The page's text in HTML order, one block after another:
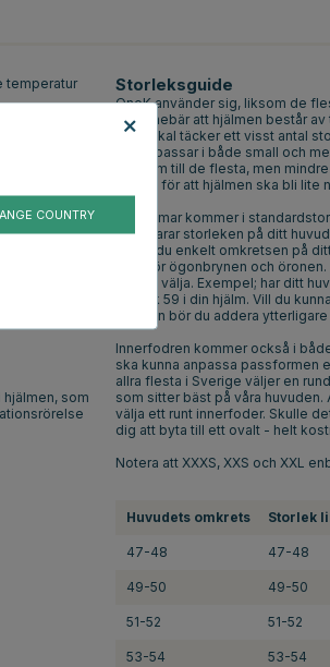
temperatur
flera
Mips-
som
som
Storleksguide
OneK använder sig, liksom de
Det innebär att hjälmen består
Varje skal täcker ett visst antal
51-54 passar i både small och
medium till de flesta, men
istället för att hjälmen ska bli
Ridhjälmar kommer i
motsvarar storleken på ditt
mäter du enkelt omkretsen på
ovanför ögonbrynen och
du ska välja. Exempel; har ditt
storlek 59 i din hjälm. Vill du
hjälmen bör du addera
Innerfodren kommer också i
ska kunna anpassa passformen
allra flesta i Sverige väljer en
som sitter bäst på våra
välja ett runt innerfoder. Skulle
dig att byta till ett ovalt - helt
Notera att XXXS, XXS och XXL
Huvudets omkrets Storlek
47-48 47-48
49-50 49-50
51-52 51-52
53-54 53-54
COUNTRY